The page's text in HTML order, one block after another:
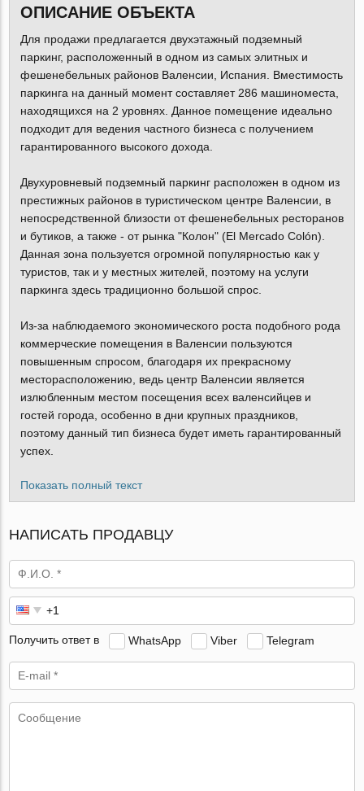
ОПИСАНИЕ ОБЪЕКТА
Для продажи предлагается двухэтажный подземный
паркинг, расположенный в одном из самых элитных и
фешенебельных районов Валенсии, Испания. Вместимость
паркинга на данный момент составляет 286 машиноместа,
находящихся на 2 уровнях. Данное помещение идеально
подходит для ведения частного бизнеса с получением
гарантированного высокого дохода.
Двухуровневый подземный паркинг расположен в одном из
престижных районов в туристическом центре Валенсии, в
непосредственной близости от фешенебельных ресторанов
и бутиков, а также - от рынка "Колон" (El Mercado Colón).
Данная зона пользуется огромной популярностью как у
туристов, так и у местных жителей, поэтому на услуги
паркинга здесь традиционно большой спрос.
Из-за наблюдаемого экономического роста подобного рода
коммерческие помещения в Валенсии пользуются
повышенным спросом, благодаря их прекрасному
месторасположению, ведь центр Валенсии является
излюбленным местом посещения всех валенсийцев и
гостей города, особенно в дни крупных праздников,
поэтому данный тип бизнеса будет иметь гарантированный
успех.
Показать полный текст
НАПИСАТЬ ПРОДАВЦУ
Получить ответ в WhatsApp Viber Telegram